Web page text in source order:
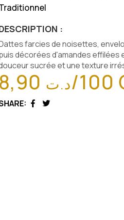
:
farcies de noisettes,
décorées d'amandes effilées
sucrée et une texture
د.ت/100
Facebook
Twitter